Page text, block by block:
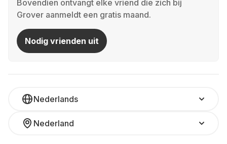
Bovendien ontvangt elke vriend die zich bij
Grover aanmeldt een gratis maand.
Nodig vrienden uit
Nederlands
Nederland